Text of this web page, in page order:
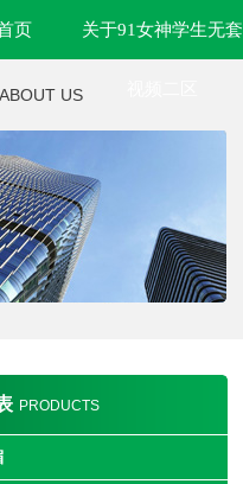
页 关于91女神学生无套
ABOUT US
PRODUCTS